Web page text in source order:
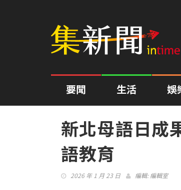
要聞 生活 娛
新北母語日
語教育
2026 年 1 月 23 日 編輯:編輯室